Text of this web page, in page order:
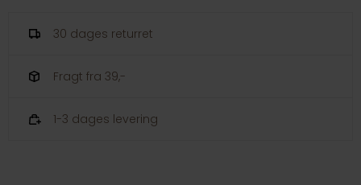
30 dages returret
Fragt fra 39,-
1-3 dages levering